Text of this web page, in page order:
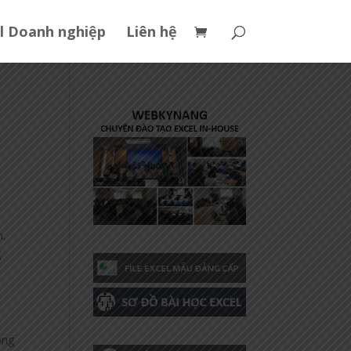
Doanh nghiệp Liên hệ